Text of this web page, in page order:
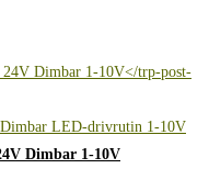
Dimbar 1-10V